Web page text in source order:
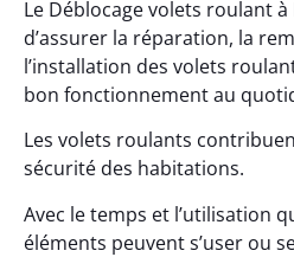
Le Déblocage volets roulant
d’assurer la réparation, la
l’installation des volets
bon fonctionnement au
Les volets roulants
sécurité des habitations.
Avec le temps et l’utilisation
éléments peuvent s’user ou